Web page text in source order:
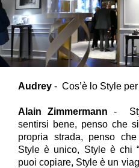
Audrey - Cos’è lo Style
Alain Zimmermann-
sentirsi bene, penso che
propria strada, penso
Style è unico, Style è chi
puoi copiare, Style è un